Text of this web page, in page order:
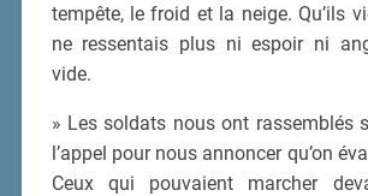
tempête, le froid et la neige. Qu’ils
ne ressentais plus ni espoir ni
vide.
» Les soldats nous ont rassemblés
l’appel pour nous annoncer qu’on
Ceux qui pouvaient marcher